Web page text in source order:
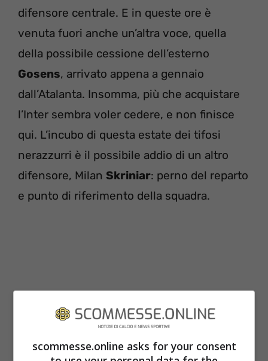
difensore centrale. E in queste ore è
venuta fuori anche un’altra voce, quella
della possibile cessione dell’esterno
Gosens, arrivato appena a gennaio
dall’Atalanta. Insomma, più che acquistare
l’Inter sembra voler cedere, e non finisce
qui. L’incubo di questa estate dei tifosi
nerazzurri è il possibile addio di un altro
difensore, Milan Skriniar: perno del reparto
e punto di riferimento della squadra.
scommesse.online asks for your consent